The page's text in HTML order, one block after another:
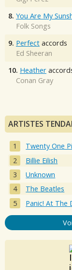
8. You Are My
Folk Songs
9. Perfect accords
Ed Sheeran
10. Heather
Conan Gray
ARTISTES
Twenty One
Billie Eilish
Unknown
The Beatles
Panic! At The